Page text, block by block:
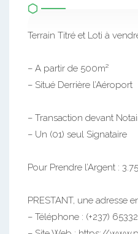
Terrain Titré et Loti à
– A partir de 500m²
– Situé Derrière l’Aéroport
– Transaction devant
– Un (01) seul Signataire
Pour Prendre l’Argent :
PRESTANT, une adresse
– Téléphone : (+237)